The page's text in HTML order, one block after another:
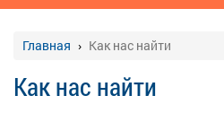
Главная Как нас найти
Как нас найти